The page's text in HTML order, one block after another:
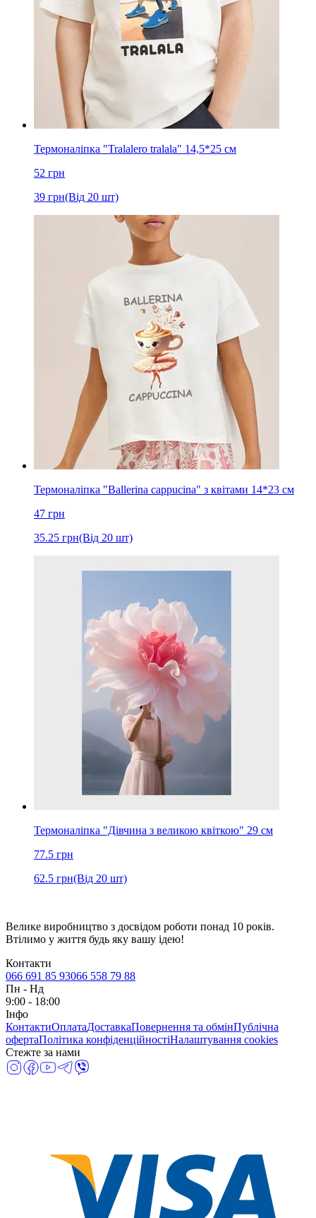
Термоналіпка "Tralalero tralala" 14,5*25 см
52 грн
39 грн(Від 20 шт)
Термоналіпка "Ballerina cappucina" з квітами 14*23 см
47 грн
35.25 грн(Від 20 шт)
Термоналіпка "Дівчина з великою квіткою" 29 см
77.5 грн
62.5 грн(Від 20 шт)
Велике виробництво з досвідом роботи понад 10 років.
Втілимо у життя будь яку вашу ідею!
Контакти
066 691 85 93066 558 79 88
Пн - Нд
9:00 - 18:00
Інфо
КонтактиОплатаДоставкаПовернення та обмінПублічна
офертаПолітика конфіденційностіНалаштування cookies
Стежте за нами